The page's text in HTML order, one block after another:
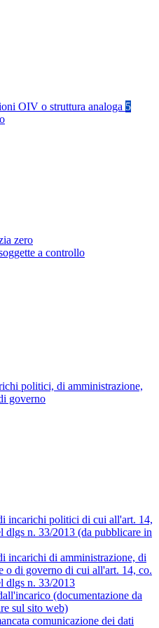
OIV o struttura analoga 5
zero
a controllo
politici, di amministrazione,
governo
incarichi politici di cui all'art. 14,
dlgs n. 33/2013 (da pubblicare in
incarichi di amministrazione, di
o di governo di cui all'art. 14, co.
dlgs n. 33/2013
(documentazione da
sul sito web)
comunicazione dei dati